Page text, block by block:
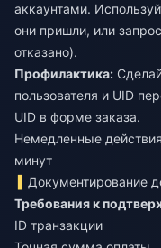
аккаунтами.
они пришли, или
отказано).
Профилактика:
пользователя и UID
UID в форме заказа.
Немедленные
минут
Документирование
Требования к
ID транзакции